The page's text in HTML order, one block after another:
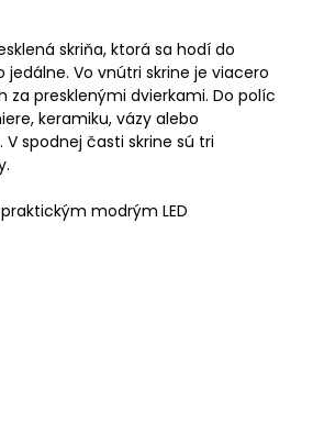
skriňa, ktorá sa hodí do
jedálne. Vo vnútri skrine je viacero
presklenými dvierkami. Do políc
keramiku, vázy alebo
spodnej časti skrine sú tri
modrým LED